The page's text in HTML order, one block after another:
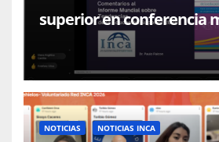
superior en conferencia
el Dr. Paulo Falcón
NOTICIAS NOTICIAS INCA